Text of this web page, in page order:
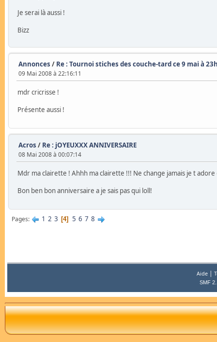
Je serai là aussi !
Bizz
Annonces / Re : Tournoi stiches des couche-tard ce 9 mai à
09 Mai 2008 à 22:16:11
mdr cricrisse !
Présente aussi !
Acros / Re : jOYEUXXX ANNIVERSAIRE
08 Mai 2008 à 00:07:14
Mdr ma clairette ! Ahhh ma clairette !!! Ne change jamais je t
Bon ben bon anniversaire a je sais pas qui loll!
Pages 1 2 3 4 5 6 7 8
Aide|
SMF